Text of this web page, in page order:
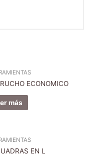
ECONOMICO
más
EN L